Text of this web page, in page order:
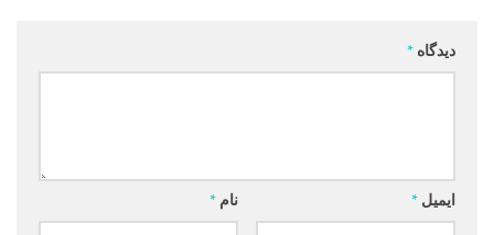
دیدگاه *
نام * ایمیل *